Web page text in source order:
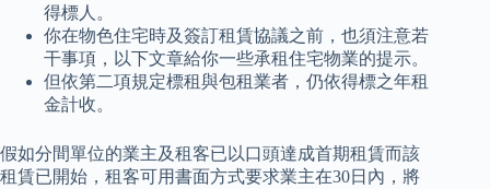
得標人。
你在物色住宅時及簽訂租賃協議之前，也須注意若
干事項，以下文章給你一些承租住宅物業的提示。
但依第二項規定標租與包租業者，仍依得標之年租
金計收。
假如分間單位的業主及租客已以口頭達成首期租賃而該
租賃已開始，租客可用書面方式要求業主在30日內，將